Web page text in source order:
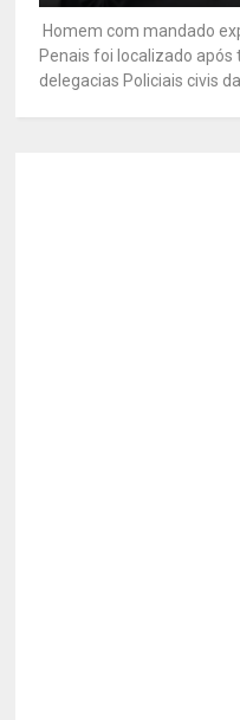
Homem com mandado
Penais foi localizado
delegacias Policiais civis da